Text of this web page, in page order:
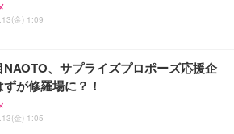
金) 1:09
NAOTO、サプライズプロポーズ応援企
が修羅場に？！
金) 1:05